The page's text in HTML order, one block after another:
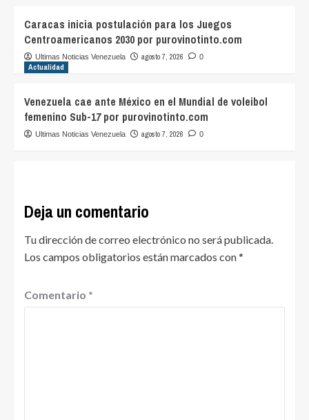
Caracas inicia postulación para los Juegos
Centroamericanos 2030 por purovinotinto.com
Ultimas Noticias Venezuela agosto 7, 2026 0
Actualidad
Venezuela cae ante México en el Mundial de voleibol
femenino Sub-17 por purovinotinto.com
Ultimas Noticias Venezuela agosto 7, 2026 0
Deja un comentario
Tu dirección de correo electrónico no será publicada.
Los campos obligatorios están marcados con*
Comentario *